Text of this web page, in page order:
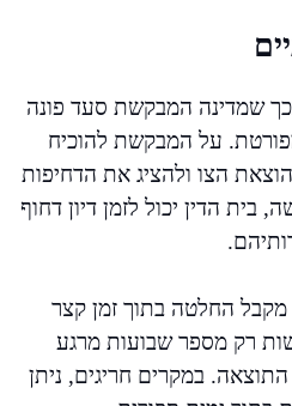
שמדינה המבקשת סעד פונה
על המבקשת להוכיח
הצו ולהציג את הדחיפות
בית הדין יכול לזמן דיון דחוף
מקבל החלטה בתוך זמן קצר
רק מספר שבועות מרגע
במקרים חריגים, ניתן